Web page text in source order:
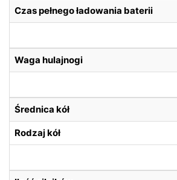
Czas pełnego ładowania baterii
Waga hulajnogi
Średnica kół
Rodzaj kół